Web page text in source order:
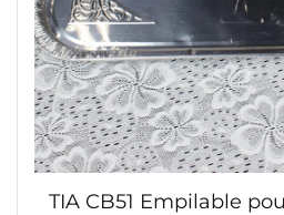
TIA CB51 Empilable